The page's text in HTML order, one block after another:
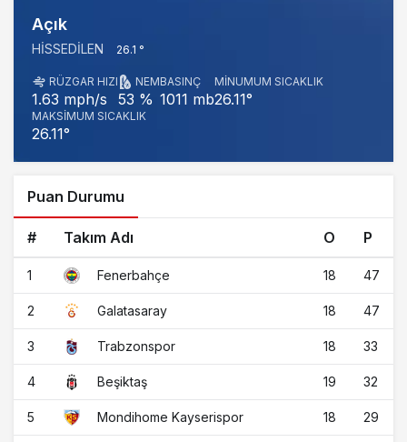
Açık
HISSEDILEN 26.1 °
RÜZGAR HIZI
1.63 mph/s
NEM
53 %
BASINÇ
1011 mb
MINUMUM SICAKLIK
26.11°
MAKSIMUM SICAKLIK
26.11°
Puan Durumu
# Takım Adı O P
1 Fenerbahçe 18 47
2 Galatasaray 18 47
3 Trabzonspor 18 33
4 Beşiktaş 19 32
5 Mondihome Kayserispor 18 29